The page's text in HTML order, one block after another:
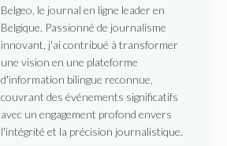
Belgeo, le journal en ligne leader en
Belgique. Passionné de journalisme
innovant, j'ai contribué à transformer
une vision en une plateforme
d'information bilingue reconnue,
couvrant des événements significatifs
avec un engagement profond envers
l'intégrité et la précision journalistique.